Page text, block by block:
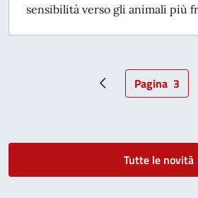
sensibilità verso gli animali più
Pagina precedente
Pagina
Pagina 3
Tutte le novità